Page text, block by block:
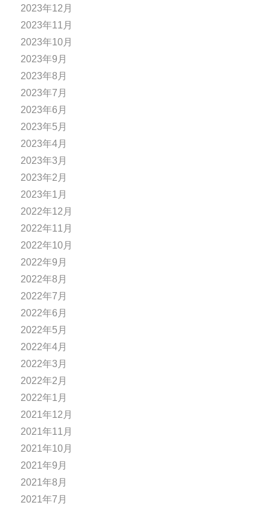
2023年12月
2023年11月
2023年10月
2023年9月
2023年8月
2023年7月
2023年6月
2023年5月
2023年4月
2023年3月
2023年2月
2023年1月
2022年12月
2022年11月
2022年10月
2022年9月
2022年8月
2022年7月
2022年6月
2022年5月
2022年4月
2022年3月
2022年2月
2022年1月
2021年12月
2021年11月
2021年10月
2021年9月
2021年8月
2021年7月